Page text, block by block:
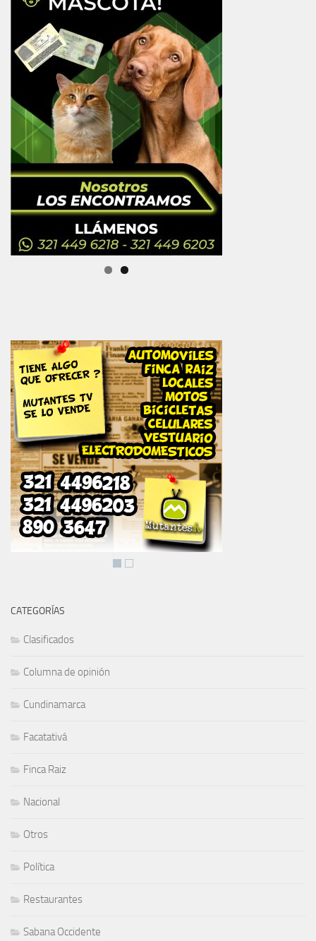
CATEGORÍAS
Clasificados
Columna de opinión
Cundinamarca
Facatativá
Finca Raiz
Nacional
Otros
Política
Restaurantes
Sabana Occidente